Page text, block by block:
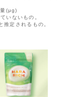
(μg)
いないもの。
定されるもの。